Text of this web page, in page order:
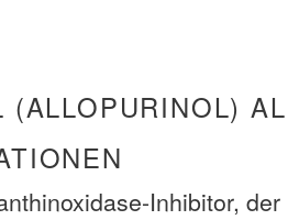
(ALLOPURINOL)
Inhibitor,